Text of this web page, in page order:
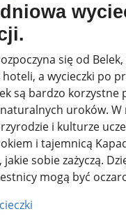
się od
a wycieczki po
są bardzo korzystne
uroków. W
i kulturze
i tajemnicą
jakie sobie zażyczą.
mogą być